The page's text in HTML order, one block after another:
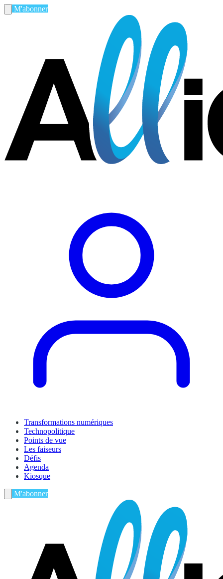
M'abonner
Transformations numériques
Technopolitique
Points de vue
Les faiseurs
Défis
Agenda
Kiosque
M'abonner